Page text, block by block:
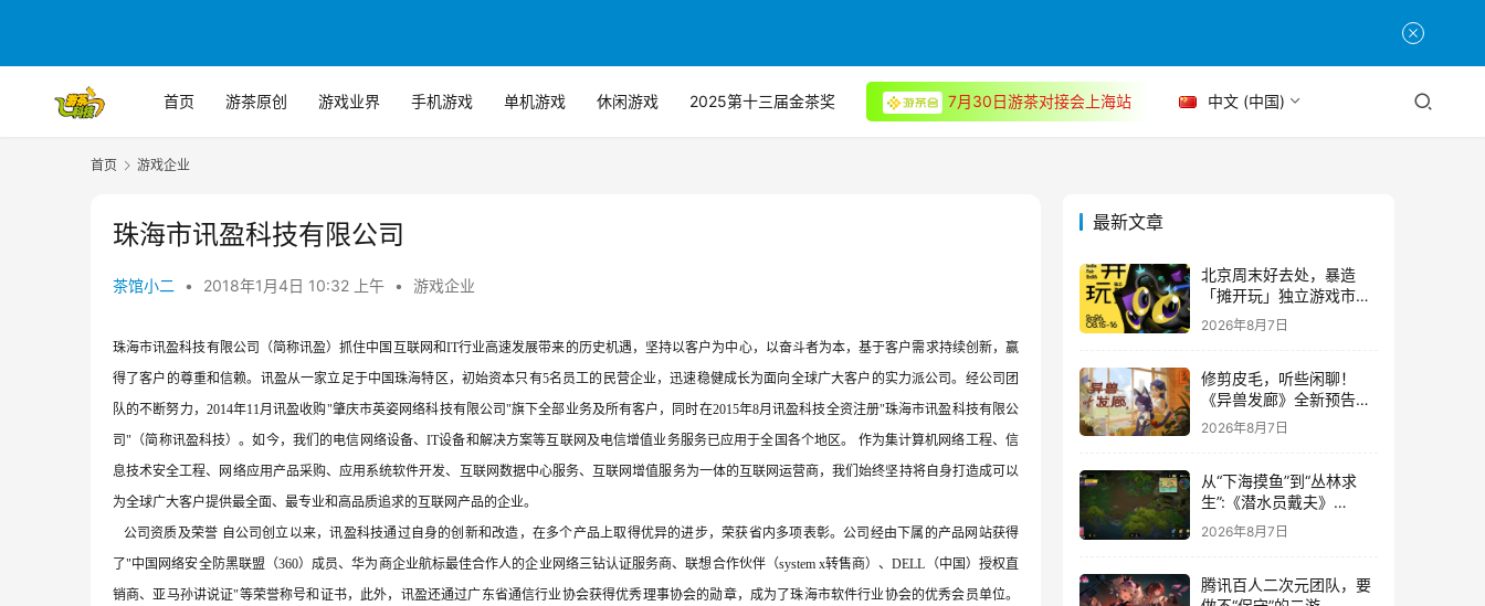
首页 游茶原创 游戏业界 手机游戏 单机游戏 休闲游戏 2025第十三届金茶奖 7月30日游茶对接会上海站 中文 (中国)
首页 游戏企业
珠海市讯盈科技有限公司
茶馆小二 • 2018年1月4日 10:32 上午 • 游戏企业
珠海市讯盈科技有限公司（简称讯盈）抓住中国互联网和IT行业高速发展带来的历史机遇，坚持以客户为中心，以奋斗者为本，基于客户需求持续创新，赢
得了客户的尊重和信赖。讯盈从一家立足于中国珠海特区，初始资本只有5名员工的民营企业，迅速稳健成长为面向全球广大客户的实力派公司。经公司团
队的不断努力，2014年11月讯盈收购"肇庆市英姿网络科技有限公司"旗下全部业务及所有客户，同时在2015年8月讯盈科技全资注册"珠海市讯盈科技有限公
司"（简称讯盈科技）。如今，我们的电信网络设备、IT设备和解决方案等互联网及电信增值业务服务已应用于全国各个地区。 作为集计算机网络工程、信
息技术安全工程、网络应用产品采购、应用系统软件开发、互联网数据中心服务、互联网增值服务为一体的互联网运营商，我们始终坚持将自身打造成可以
为全球广大客户提供最全面、最专业和高品质追求的互联网产品的企业。
公司资质及荣誉 自公司创立以来，讯盈科技通过自身的创新和改造，在多个产品上取得优异的进步，荣获省内多项表彰。公司经由下属的产品网站获得
了"中国网络安全防黑联盟（360）成员、华为商企业航标最佳合作人的企业网络三钻认证服务商、联想合作伙伴（system x转售商）、DELL（中国）授权直
销商、亚马孙讲说证"等荣誉称号和证书，此外，讯盈还通过广东省通信行业协会获得优秀理事协会的勋章，成为了珠海市软件行业协会的优秀会员单位。
最新文章
北京周末好去处，暴造
「摊开玩」独立游戏市集
正式开票！
2026年8月7日
修剪皮毛，听些闲聊！
《异兽发廊》全新预告与
Steam免费试玩公开
2026年8月7日
从“下海摸鱼”到“丛林求
生”:《潜水员戴夫》
DLC《丛林》移动端定档
8月14日
2026年8月7日
腾讯百人二次元团队，要